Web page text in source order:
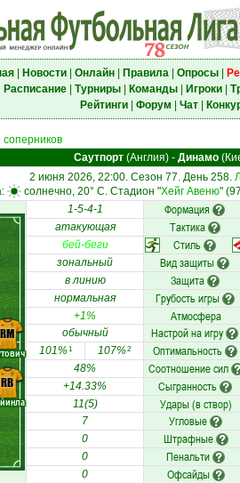
| Новости| Онлайн| Правила| Опросы|
Расписание| Турниры| Команды| Игроки|
Рейтинги| Форум Чат|
Саутпорт (Англия) - Динамо
2 июня 2026, 22:00. Сезон 77. День 258.
солнечно, 20° C. Стадион "Хейг Авеню"
RB
RM
1-5-4-1 Формация
атакующая Тактика
бей-беги Стиль
зональный Вид защиты
в линию Защита
нормальная Грубость игры
+1% Атмосфера
обычный Настрой на игру
101%1 107%2 Оптимальность
48% Соотношение сил
+14.33% Сыгранность
11(5) Удары (в створ)
7 Угловые
0 Штрафные
0 Пенальти
0 Офсайды